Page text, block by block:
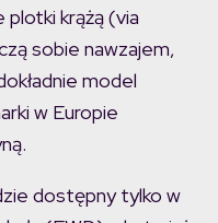
krążą (via
sobie nawzajem,
model
w Europie
dostępny tylko w